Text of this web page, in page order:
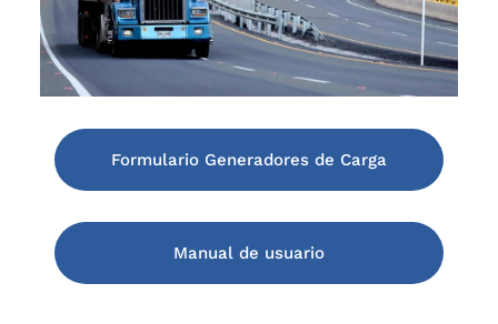
Formulario Generadores de Carga
Manual de usuario